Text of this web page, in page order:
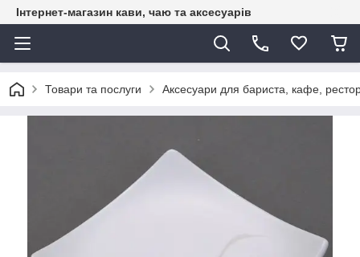
Інтернет-магазин кави, чаю та аксесуарів
Товари та послуги Аксесуари для бариста, кафе,